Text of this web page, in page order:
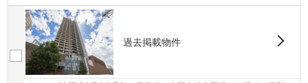
過去掲載物件